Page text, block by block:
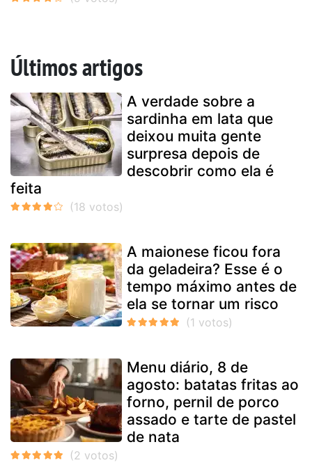
Últimos artigos
A verdade sobre a
sardinha em lata que
deixou muita gente
surpresa depois de
descobrir como ela é
feita
A maionese ficou fora
da geladeira? Esse é o
tempo máximo antes de
ela se tornar um risco
Menu diário, 8 de
agosto: batatas fritas ao
forno, pernil de porco
assado e tarte de pastel
de nata